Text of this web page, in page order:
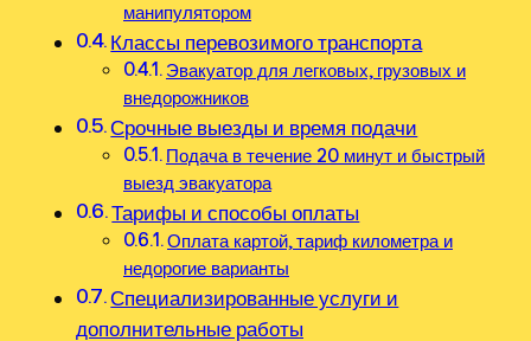
манипулятором
Классы перевозимого транспорта
Эвакуатор для легковых, грузовых и
внедорожников
Срочные выезды и время подачи
Подача в течение 20 минут и быстрый
выезд эвакуатора
Тарифы и способы оплаты
Оплата картой, тариф километра и
недорогие варианты
Специализированные услуги и
дополнительные работы